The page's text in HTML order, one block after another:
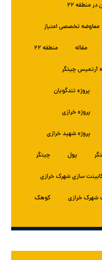
در منطقه ۲۲
معاوضه تخصصی امتیاز
مقاله منطقه ۲۲
آرتمیس چیتگر
پروژه تندگویان
پروژه خرازی
پروژه شهید خرازی
پول چیتگر
سازی شهرک خرازی
شهرک خرازی کوهک